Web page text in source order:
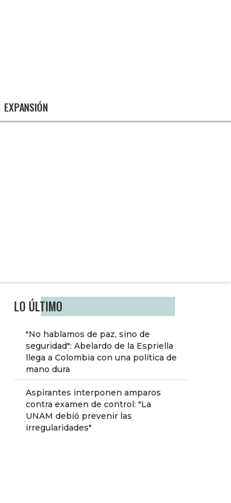
EXPANSIÓN
LO ÚLTIMO
"No hablamos de paz, sino de
seguridad": Abelardo de la Espriella
llega a Colombia con una política de
mano dura
Aspirantes interponen amparos
contra examen de control: "La
UNAM debió prevenir las
irregularidades"